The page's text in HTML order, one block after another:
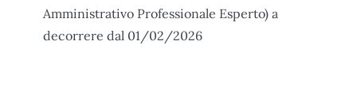
Amministrativo Professionale Esperto) a
decorrere dal 01/02/2026